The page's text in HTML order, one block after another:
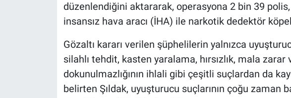
düzenlendiğini aktararak, operasyona 2 bin 39
insansız hava aracı (İHA) ile narkotik dedektör
Gözaltı kararı verilen şüphelilerin yalnızca
silahlı tehdit, kasten yaralama, hırsızlık, mala
dokunulmazlığının ihlali gibi çeşitli suçlardan da
belirten Şıldak, uyuşturucu suçlarının çoğu zaman